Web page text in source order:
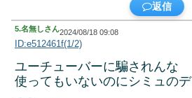
返信
5.名無しさん2024/08/18 09:08
ID:e512461f(1/2)
ユーチューバーに騙されんな
使ってもいないのにシミュの